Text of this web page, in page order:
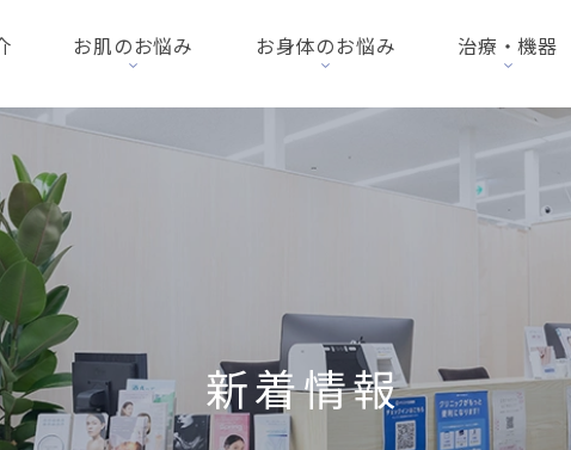
お肌のお悩み お身体のお悩み 治療・機器
新着情報